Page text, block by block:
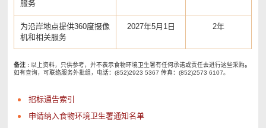
服务
为沿岸地点提供360度摄像
机和相关服务
2027年5月1日 2年
备注 : 以上资料，只供参考，并不表示食物环境卫生署有任何承诺或责任去进行这些采购。
如有查询，可联络服务外批组，电话：(852)2923 5367 传真：(852)2573 6107。
招标通告索引
申请纳入食物环境卫生署通知名单